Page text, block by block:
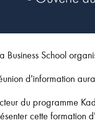
Business School
d'information
du programme
cette formation